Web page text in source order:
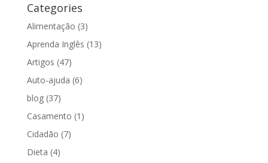
Categories
Alimentação (3)
Aprenda Inglês (13)
Artigos (47)
Auto-ajuda (6)
blog(37)
Casamento (1)
Cidadão (7)
Dieta (4)